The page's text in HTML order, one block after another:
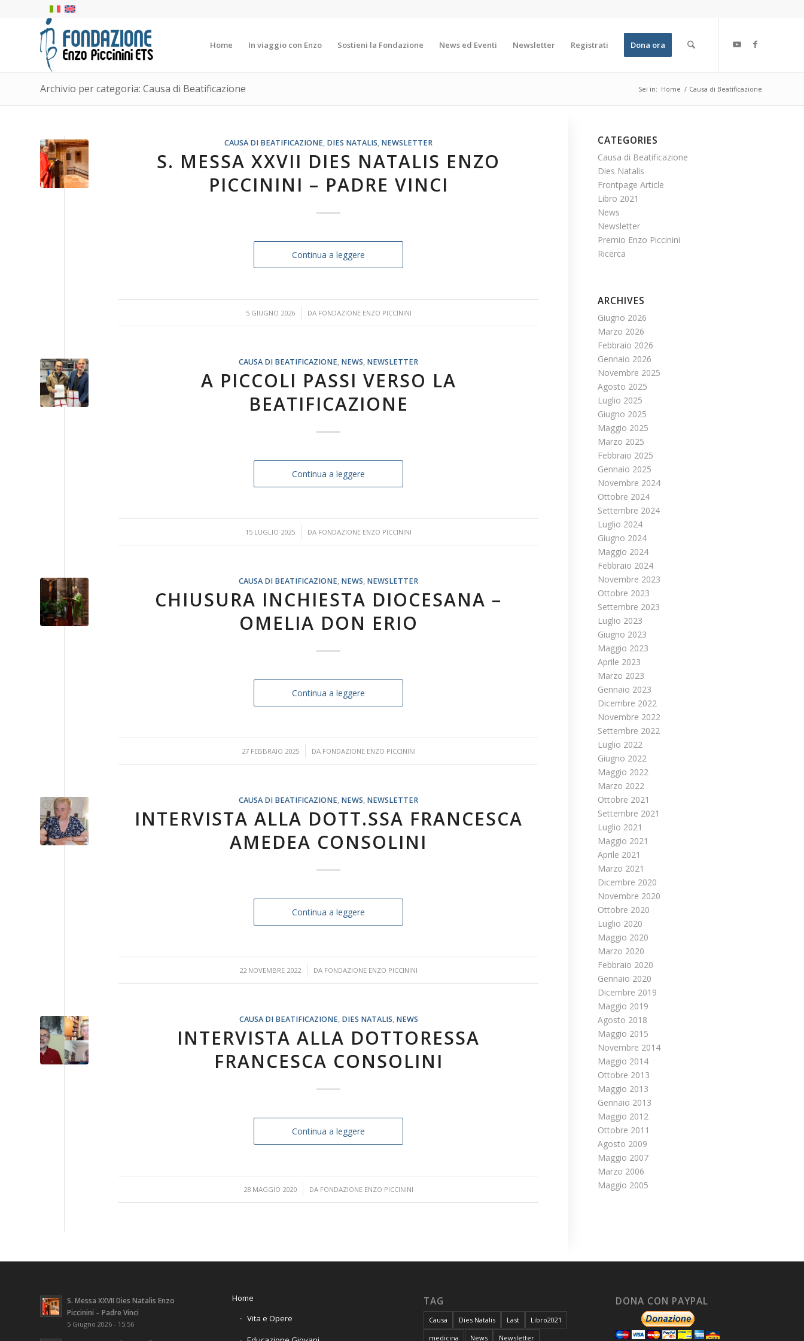
Home In viaggio con Enzo Sostieni la Fondazione News ed Eventi Newsletter Registrati Dona ora
Archivio per categoria: Causa di Beatificazione Sei in: Home / Causa di Beatificazione
CAUSA DI BEATIFICAZIONE, DIES NATALIS, NEWSLETTER
S. MESSA XXVII DIES NATALIS ENZO
PICCININI – PADRE VINCI
Continua a leggere
5 GIUGNO 2026
/ DA FONDAZIONE ENZO PICCININI
CAUSA DI BEATIFICAZIONE, NEWS, NEWSLETTER
A PICCOLI PASSI VERSO LA
BEATIFICAZIONE
Continua a leggere
15 LUGLIO 2025
/ DA FONDAZIONE ENZO PICCININI
CAUSA DI BEATIFICAZIONE, NEWS, NEWSLETTER
CHIUSURA INCHIESTA DIOCESANA –
OMELIA DON ERIO
Continua a leggere
27 FEBBRAIO 2025
/ DA FONDAZIONE ENZO PICCININI
CAUSA DI BEATIFICAZIONE, NEWS, NEWSLETTER
INTERVISTA ALLA DOTT.SSA FRANCESCA
AMEDEA CONSOLINI
Continua a leggere
22 NOVEMBRE 2022
/ DA FONDAZIONE ENZO PICCININI
CAUSA DI BEATIFICAZIONE, DIES NATALIS, NEWS
INTERVISTA ALLA DOTTORESSA
FRANCESCA CONSOLINI
Continua a leggere
28 MAGGIO 2020
/ DA FONDAZIONE ENZO PICCININI
CATEGORIES
Causa di Beatificazione
Dies Natalis
Frontpage Article
Libro 2021
News
Newsletter
Premio Enzo Piccinini
Ricerca
ARCHIVES
Giugno 2026
Marzo 2026
Febbraio 2026
Gennaio 2026
Novembre 2025
Agosto 2025
Luglio 2025
Giugno 2025
Maggio 2025
Marzo 2025
Febbraio 2025
Gennaio 2025
Novembre 2024
Ottobre 2024
Settembre 2024
Luglio 2024
Giugno 2024
Maggio 2024
Febbraio 2024
Novembre 2023
Ottobre 2023
Settembre 2023
Luglio 2023
Giugno 2023
Maggio 2023
Aprile 2023
Marzo 2023
Gennaio 2023
Dicembre 2022
Novembre 2022
Settembre 2022
Luglio 2022
Giugno 2022
Maggio 2022
Marzo 2022
Ottobre 2021
Settembre 2021
Luglio 2021
Maggio 2021
Aprile 2021
Marzo 2021
Dicembre 2020
Novembre 2020
Ottobre 2020
Luglio 2020
Maggio 2020
Marzo 2020
Febbraio 2020
Gennaio 2020
Dicembre 2019
Maggio 2019
Agosto 2018
Maggio 2015
Novembre 2014
Maggio 2014
Ottobre 2013
Maggio 2013
Gennaio 2013
Maggio 2012
Ottobre 2011
Agosto 2009
Maggio 2007
Marzo 2006
Maggio 2005
S. Messa XXVII Dies Natalis Enzo
Piccinini – Padre Vinci
5 Giugno 2026 - 15:56
Home
Vita e Opere
TAG
Causa Dies Natalis Last
Libro2021
medicina
News Newsletter
DONA CON PAYPAL